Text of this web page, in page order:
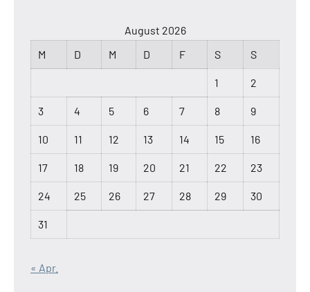
August 2026
M
D M D F S S
1 2
3 4 5 6 7 8 9
10 11 12 13 14 15 16
17 18 19 20 21 22 23
24 25 26 27 28 29 30
31
« Apr.